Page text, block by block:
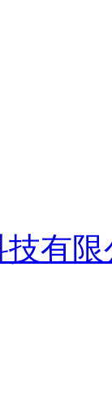
有限